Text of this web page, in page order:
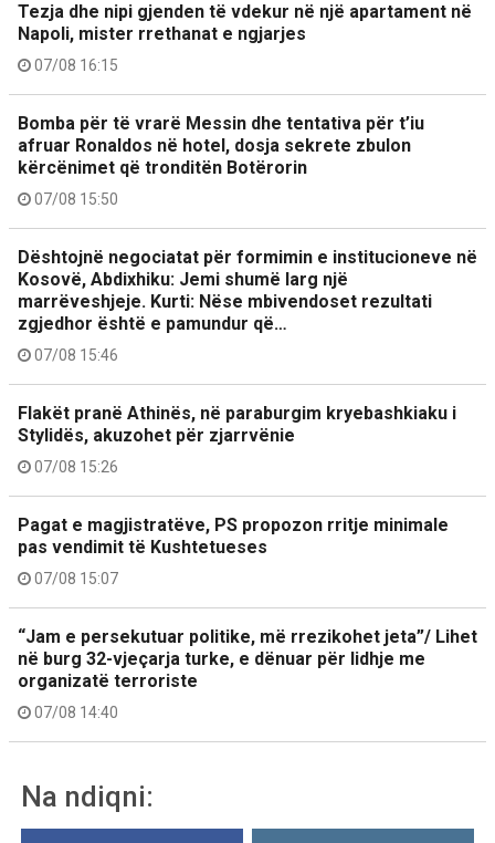
Tezja dhe nipi gjenden të vdekur në një apartament në
Napoli, mister rrethanat e ngjarjes
07/08 16:15
Bomba për të vrarë Messin dhe tentativa për t’iu
afruar Ronaldos në hotel, dosja sekrete zbulon
kërcënimet që tronditën Botërorin
07/08 15:50
Dështojnë negociatat për formimin e institucioneve në
Kosovë, Abdixhiku: Jemi shumë larg një
marrëveshjeje. Kurti: Nëse mbivendoset rezultati
zgjedhor është e pamundur që…
07/08 15:46
Flakët pranë Athinës, në paraburgim kryebashkiaku i
Stylidës, akuzohet për zjarrvënie
07/08 15:26
Pagat e magjistratëve, PS propozon rritje minimale
pas vendimit të Kushtetueses
07/08 15:07
“Jam e persekutuar politike, më rrezikohet jeta”/ Lihet
në burg 32-vjeçarja turke, e dënuar për lidhje me
organizatë terroriste
07/08 14:40
Na ndiqni: